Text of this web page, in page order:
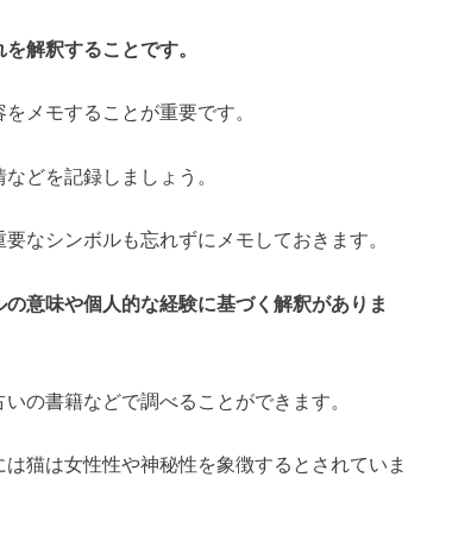
解釈することです。
メモすることが重要です。
どを記録しましょう。
なシンボルも忘れずにメモしておきます。
意味や個人的な経験に基づく解釈がありま
の書籍などで調べることができます。
猫は女性性や神秘性を象徴するとされていま